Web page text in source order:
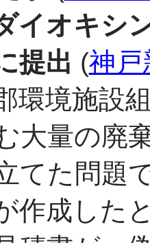
イオキシ
提出 (神戸
環境施設
大量の廃
てた問題
作成した